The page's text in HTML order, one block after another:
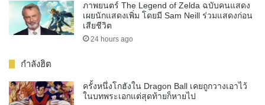
ภาพยนตร์ The Legend of Zelda ฉบับคนแสดง
เผยนักแสดงเพิ่ม โดยมี Sam Neill ร่วมแสดงก่อน
เสียชีวิต
24 hours ago
กำลังฮิต
ครั้งหนึ่งโกฮังใน Dragon Ball เคยถูกวางเอาไว้
ในบทพระเอกแต่สุดท้ายก็หายไป